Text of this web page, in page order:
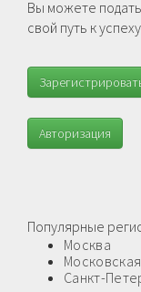
Вы можете
свой путь к
Авторизация
Популярные
Москва
Санкт-